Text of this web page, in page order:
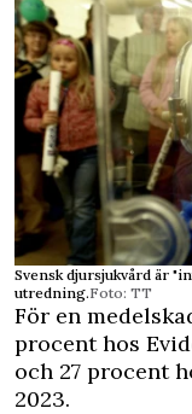
Svensk djursjukvård är
utredning.Foto: TT
För en
procent hos
och 27 procent
2023.